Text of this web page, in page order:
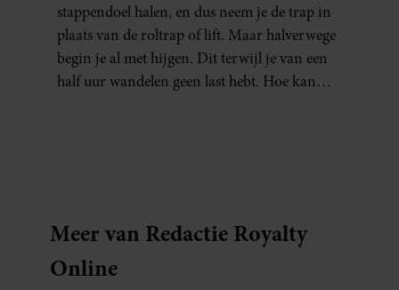
stappendoel halen, en dus neem je de trap in
plaats van de roltrap of lift. Maar halverwege
begin je al met hijgen. Dit terwijl je van een
half uur wandelen geen last hebt. Hoe kan
Meer van Redactie Royalty
Online